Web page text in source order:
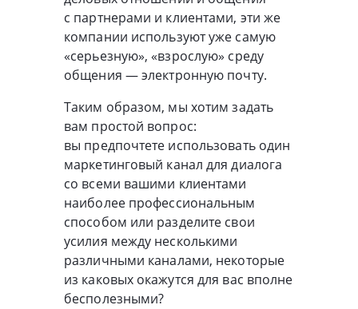
с партнерами и клиентами, эти же
компании используют уже самую
«серьезную», «взрослую» среду
общения — электронную почту.
Таким образом, мы хотим задать
вам простой вопрос:
вы предпочтете использовать один
маркетинговый канал для диалога
со всеми вашими клиентами
наиболее профессиональным
способом или разделите свои
усилия между несколькими
различными каналами, некоторые
из каковых окажутся для вас вполне
бесполезными?